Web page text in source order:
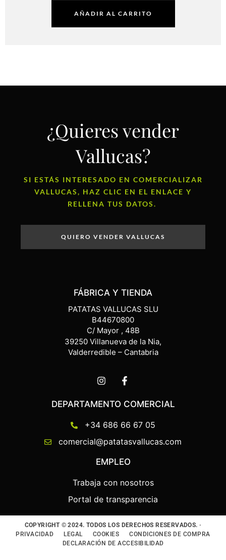
AÑADIR AL CARRITO
¿Quieres vender
Vallucas?
SI ESTÁS INTERESADO EN COMERCIALIZAR
VALLUCAS, HAZ CLIC EN EL ENLACE Y
RELLENA TUS DATOS.
QUIERO VENDER VALLUCAS
FÁBRICA Y TIENDA
PATATAS VALLUCAS SLU
B44670800
C/ Mayor , 48B
39250 Villanueva de la Nia,
Valderredible – Cantabria
DEPARTAMENTO COMERCIAL
+34 686 66 67 05
comercial@patatasvallucas.com
EMPLEO
Trabaja con nosotros
Portal de transparencia
COPYRIGHT © 2024. TODOS LOS DERECHOS RESERVADOS. ·
PRIVACIDAD
LEGAL COOKIES
CONDICIONES DE COMPRA
DECLARACIÓN DE ACCESIBILIDAD